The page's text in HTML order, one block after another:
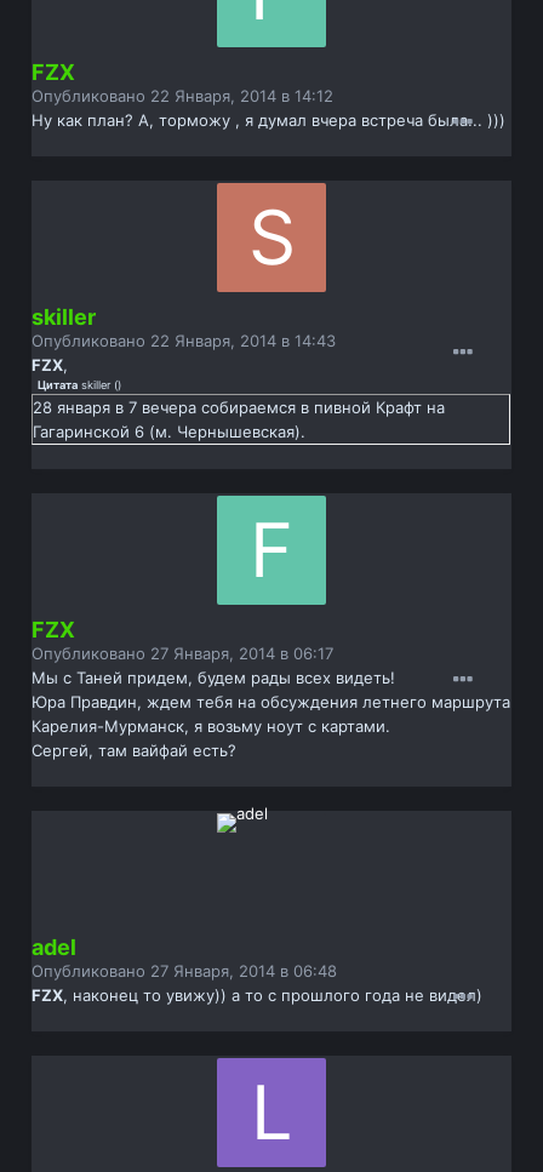
FZX
Опубликовано 22 Января, 2014 в 14:12
Ну как план? А, торможу , я думал вчера встреча была... )))
skiller
Опубликовано 22 Января, 2014 в 14:43
FZX,
Цитата skiller()
28 января в 7 вечера собираемся в пивной Крафт на
Гагаринской 6 (м. Чернышевская).
FZX
Опубликовано 27 Января, 2014 в 06:17
Мы с Таней придем, будем рады всех видеть!
Юра Правдин, ждем тебя на обсуждения летнего маршрута
Карелия-Мурманск, я возьму ноут с картами.
Сергей, там вайфай есть?
adel
Опубликовано 27 Января, 2014 в 06:48
FZX, наконец то увижу)) а то с прошлого года не видел)